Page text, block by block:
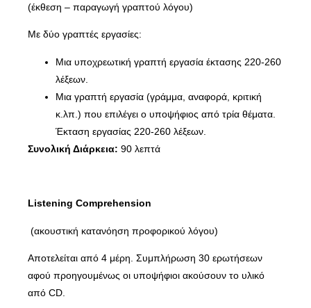
(έκθεση – παραγωγή γραπτού λόγου)
Με δύο γραπτές εργασίες:
Μια υποχρεωτική γραπτή εργασία έκτασης 220-260
λέξεων.
Μια γραπτή εργασία (γράμμα, αναφορά, κριτική
κ.λπ.) που επιλέγει ο υποψήφιος από τρία θέματα.
Έκταση εργασίας 220-260 λέξεων.
Συνολική Διάρκεια: 90 λεπτά
Listening Comprehension
(ακουστική κατανόηση προφορικού λόγου)
Αποτελείται από 4 μέρη. Συμπλήρωση 30 ερωτήσεων
αφού προηγουμένως οι υποψήφιοι ακούσουν το υλικό
από CD.